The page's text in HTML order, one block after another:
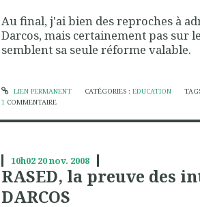
Au final, j'ai bien des reproches à
Darcos, mais certainement pas sur
semblent sa seule réforme valable.
LIEN PERMANENT CATÉGORIES : EDUCATION
1 COMMENTAIRE
10h02 20nov. 2008
RASED, la preuve des
DARCOS